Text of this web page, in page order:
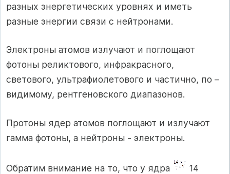
разных энергетических уровнях и иметь
разные энергии связи с нейтронами.
Электроны атомов излучают и поглощают
фотоны реликтового, инфракрасного,
светового, ультрафиолетового и частично, по –
видимому, рентгеновского диапазонов.
Протоны ядер атомов поглощают и излучают
гамма фотоны, а нейтроны - электроны.
Обратим внимание на то, что у ядра
14